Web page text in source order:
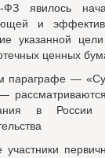
явилось
и
указанной
ценных
параграфе —
в
участники